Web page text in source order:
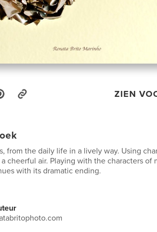
ZIEN
from the daily life in a lively way. Using
cheerful air. Playing with the characters of
with its dramatic ending.